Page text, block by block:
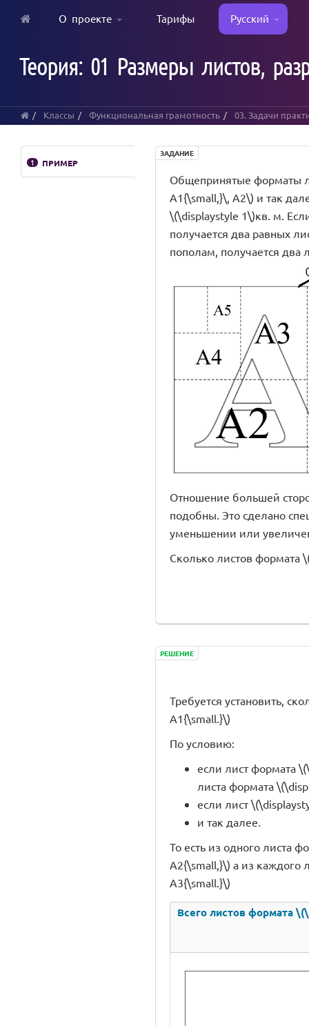
content
О проекте Тарифы Русский
Теория: 01 Размеры листов,
Классы Функциональная грамотность 03. Задачи
1 ПРИМЕР
ЗАДАНИЕ
Общепринятые форматы
А1{\small,}\, А2\) и так
\(\displaystyle 1\)кв. м.
получается два равных
пополам, получается два
Отношение большей
подобны. Это сделано
уменьшении или
Сколько листов формата
РЕШЕНИЕ
Требуется установить,
А1{\small.}\)
По условию:
если лист формата
листа формата
если лист
и так далее.
То есть из одного листа
А2{\small,}\) а из каждого
А3{\small.}\)
Всего листов формата